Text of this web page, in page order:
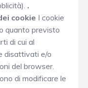
.
cookie I cookie
quanto previsto
di cui al
disattivati e/o
del browser.
di modificare le